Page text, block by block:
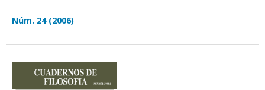
Núm. 24 (2006)